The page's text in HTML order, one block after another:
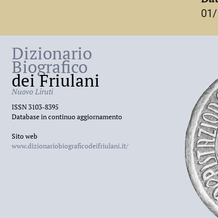
Dizionario
Biografico
dei Friulani
Nuovo Liruti
ISSN 3103-8395
Database in continuo aggiornamento
Sito web
www.dizionariobiograficodeifriulani.it/